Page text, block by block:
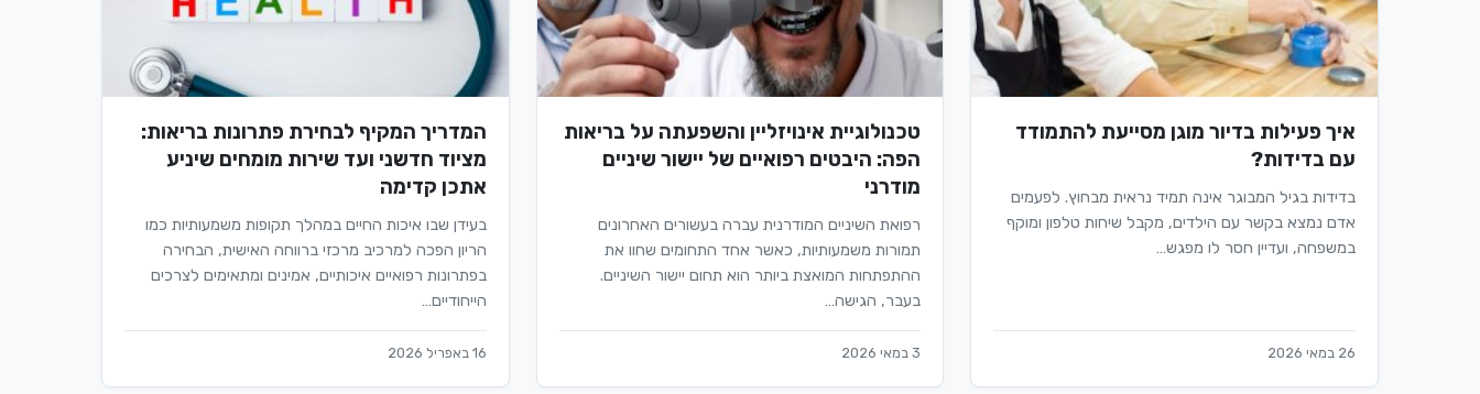
איך פעילות בדיור מוגן מסייעת להתמודד
עם בדידות?
בדידות בגיל המבוגר אינה תמיד נראית מבחוץ. לפעמים
אדם נמצא בקשר עם הילדים, מקבל שיחות טלפון ומוקף
במשפחה, ועדיין חסר לו מפגש…
26 במאי 2026
טכנולוגיית אינויזליין והשפעתה על בריאות
הפה: היבטים רפואיים של יישור שיניים
מודרני
רפואת השיניים המודרנית עברה בעשורים האחרונים
תמורות משמעותיות, כאשר אחד התחומים שחוו את
ההתפתחות המואצת ביותר הוא תחום יישור השיניים.
בעבר, הגישה…
3 במאי 2026
המדריך המקיף לבחירת פתרונות בריאות:
מציוד חדשני ועד שירות מומחים שיניע
אתכן קדימה
בעידן שבו איכות החיים במהלך תקופות משמעותיות כמו
הריון הפכה למרכיב מרכזי ברווחה האישית, הבחירה
בפתרונות רפואיים איכותיים, אמינים ומתאימים לצרכים
הייחודיים…
16 באפריל 2026